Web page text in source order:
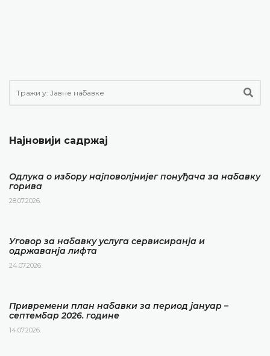
Најновији садржај
Одлука о избору најповолјнијег понуђача за набавку
горива
28.07.2026.
Уговор за набавку услуга сервисиранја и
одржаванја лифта
24.07.2026.
Привремени план набавки за период јануар –
септембар 2026. године
14.07.2026.